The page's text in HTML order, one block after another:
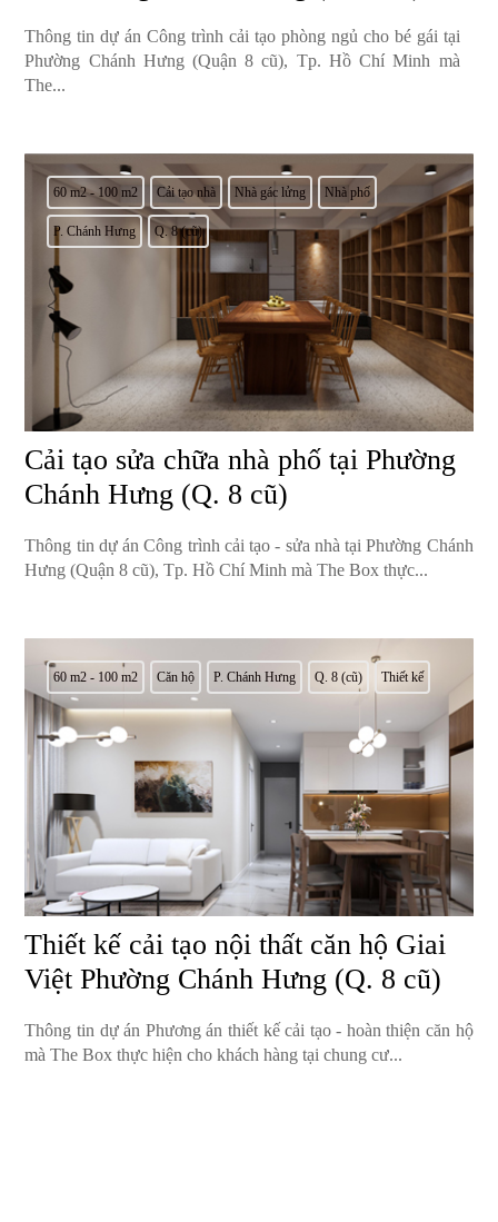
Thông tin dự án Công trình cải tạo phòng ngủ cho bé gái tại
Phường Chánh Hưng (Quận 8 cũ), Tp. Hồ Chí Minh mà
The...
60 m2 - 100 m2 Cải tạo nhà Nhà gác lửng Nhà phố
P. Chánh Hưng Q. 8 (cũ)
Cải tạo sửa chữa nhà phố tại Phường
Chánh Hưng (Q. 8 cũ)
Thông tin dự án Công trình cải tạo - sửa nhà tại Phường Chánh
Hưng (Quận 8 cũ), Tp. Hồ Chí Minh mà The Box thực...
60 m2 - 100 m2 Căn hộ P. Chánh Hưng Q. 8 (cũ) Thiết kế
Thiết kế cải tạo nội thất căn hộ Giai
Việt Phường Chánh Hưng (Q. 8 cũ)
Thông tin dự án Phương án thiết kế cải tạo - hoàn thiện căn hộ
mà The Box thực hiện cho khách hàng tại chung cư...